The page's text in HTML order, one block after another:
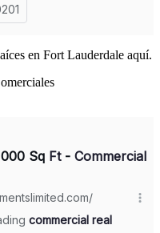
en Fort Lauderdale aquí.